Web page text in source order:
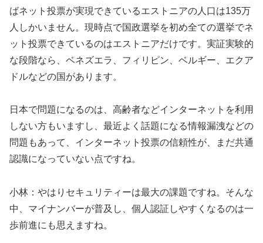
ばネット投票が実現できているエストニアの人口は135万
人しかいません。現時点で国政選挙を初め全ての選挙でネ
ット投票できているのはエストニアだけです。実証実験的
な段階なら、ベネズエラ、フィリピン、ベルギー、エクア
ドルなどの国があります。
日本で問題になるのは、高齢者などインターネットを利用
しない方もいますし、最近よく話題になる情報漏洩などの
問題もあって、インターネット投票の信頼性が、まだ共通
認識になっていない点ですね。
小林：やはりセキュリティーは最大の課題ですね。そんな
中、マイナンバーが普及し、個人認証しやすくなるのは一
歩前進にも思えますね。